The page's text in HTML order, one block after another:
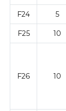
F24 5
F25 10
F26 10